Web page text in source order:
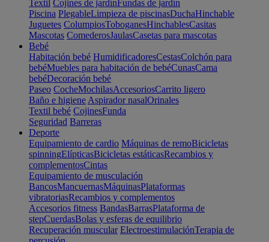
Textil Cojines de jardín Fundas de jardín
Piscina PlegableLimpieza de piscinasDuchaHinchable
Juguetes ColumpiosToboganesHinchablesCasitas
Mascotas ComederosJaulasCasetas para mascotas
Bebé
Habitación bebé HumidificadoresCestasColchón para
bebéMuebles para habitación de bebéCunasCama
bebéDecoración bebé
Paseo CocheMochilasAccesoriosCarrito ligero
Baño e higiene Aspirador nasalOrinales
Textil bebé CojinesFunda
Seguridad Barreras
Deporte
Equipamiento de cardio Máquinas de remoBicicletas
spinningElípticasBicicletas estáticasRecambios y
complementosCintas
Equipamiento de musculación
BancosMancuernasMáquinasPlataformas
vibratoriasRecambios y complementos
Accesorios fitness BandasBarrasPlataforma de
stepCuerdasBolas y esferas de equilibrio
Recuperación muscular ElectroestimulaciónTerapia de